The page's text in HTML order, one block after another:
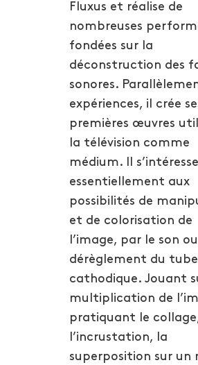
Fluxus et réalise de
nombreuses
fondées sur la
déconstruction des
sonores.
expériences, il crée
premières œuvres
la télévision comme
médium. Il s’intéresse
essentiellement aux
possibilités de
et de colorisation de
l’image, par le son
dérèglement du tube
cathodique. Jouant
multiplication de
pratiquant le
l’incrustation, la
superposition sur un